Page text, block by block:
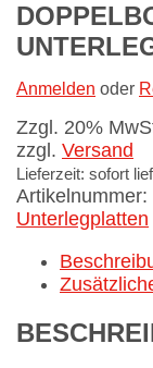
Anmelden oder
Zzgl. 20%
zzgl. Versand
Lieferzeit: sofort
Artikelnummer:
Unterlegplatten